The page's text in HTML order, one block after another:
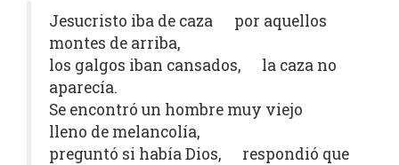
Jesucristo iba de caza por aquellos
montes de arriba,
los galgos iban cansados, la caza no
aparecía.
Se encontró un hombre muy viejo
lleno de melancolía,
preguntó si había Dios, respondió que